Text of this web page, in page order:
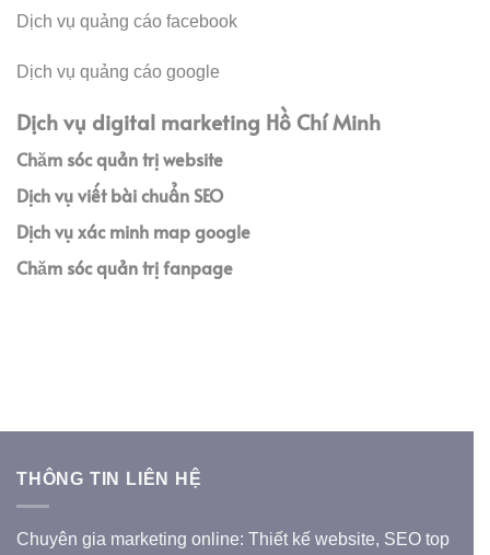
Dịch vụ quảng cáo facebook
Dịch vụ quảng cáo google
Dịch vụ digital marketing Hồ Chí Minh
Chăm sóc quản trị website
Dịch vụ viết bài chuẩn SEO
Dịch vụ xác minh map google
Chăm sóc quản trị fanpage
THÔNG TIN LIÊN HỆ
Chuyên gia marketing online: Thiết kế website, SEO top